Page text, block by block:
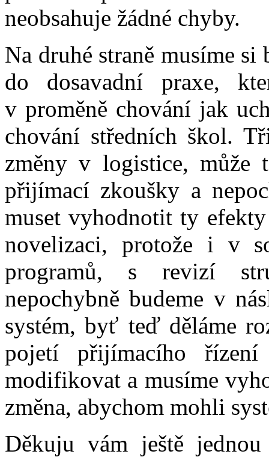
neobsahuje žádné chyby.
Na druhé straně musíme si
do dosavadní praxe,
v proměně chování jak
chování středních škol.
změny v logistice, může
přijímací zkoušky a
muset vyhodnotit ty
novelizaci, protože i v
programů, s revizí
nepochybně budeme v
systém, byť teď děláme
pojetí přijímacího
modifikovat a musíme
změna, abychom mohli
Děkuju vám ještě